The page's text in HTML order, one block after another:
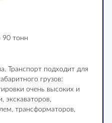
90 тонн
Транспорт подходит для
грузов:
очень высоких и
экскаваторов,
трансформаторов,